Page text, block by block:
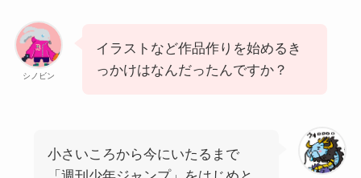
シノビン
イラストなど作品作りを始めるき
っかけはなんだったんですか？
小さいころから今にいたるまで